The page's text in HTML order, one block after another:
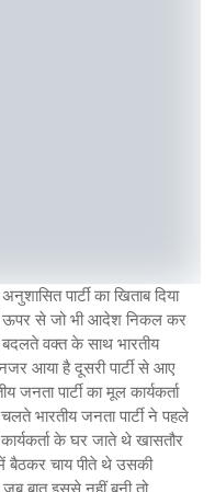
पार्टी का खिताब दिया
में ऊपर से जो भी आदेश निकल कर
वक्त के साथ भारतीय
आया है दूसरी पार्टी से आए
पार्टी का मूल कार्यकर्ता
भारतीय जनता पार्टी ने पहले
के घर जाते थे खासतौर
बैठकर चाय पीते थे उसकी